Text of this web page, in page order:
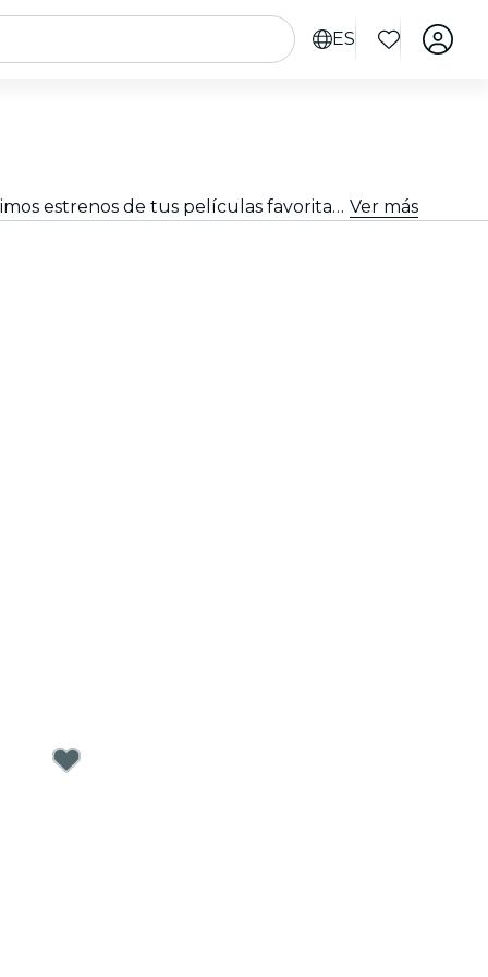
ES
Explora las emocionantes proyecciones de cine en Düsseldorf. Experimenta la magia del séptimo arte con los últimos estrenos de tus películas favoritas, disponibles en los cines más cercanos de la ciudad Ver más